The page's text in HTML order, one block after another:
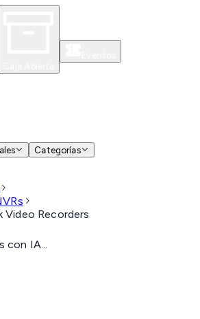
Categorías
Video Recorders
IA...